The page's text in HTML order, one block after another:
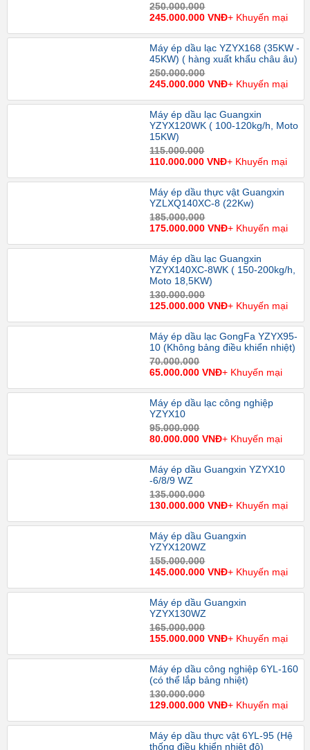
250.000.000
245.000.000 VNĐ+ Khuyến mại
Máy ép dầu lạc YZYX168 (35KW -
45KW) ( hàng xuất khẩu châu âu)
250.000.000
245.000.000 VNĐ+ Khuyến mại
Máy ép dầu lạc Guangxin
YZYX120WK ( 100-120kg/h, Moto
15KW)
115.000.000
110.000.000 VNĐ+ Khuyến mại
Máy ép dầu thực vật Guangxin
YZLXQ140XC-8 (22Kw)
185.000.000
175.000.000 VNĐ+ Khuyến mại
Máy ép dầu lạc Guangxin
YZYX140XC-8WK ( 150-200kg/h,
Moto 18,5KW)
130.000.000
125.000.000 VNĐ+ Khuyến mại
Máy ép dầu lạc GongFa YZYX95-
10 (Không bảng điều khiển nhiệt)
70.000.000
65.000.000 VNĐ+ Khuyến mại
Máy ép dầu lạc công nghiệp
YZYX10
95.000.000
80.000.000 VNĐ+ Khuyến mại
Máy ép dầu Guangxin YZYX10
-6/8/9 WZ
135.000.000
130.000.000 VNĐ+ Khuyến mại
Máy ép dầu Guangxin
YZYX120WZ
155.000.000
145.000.000 VNĐ+ Khuyến mại
Máy ép dầu Guangxin
YZYX130WZ
165.000.000
155.000.000 VNĐ+ Khuyến mại
Máy ép dầu công nghiệp 6YL-160
(có thể lắp bảng nhiệt)
130.000.000
129.000.000 VNĐ+ Khuyến mại
Máy ép dầu thực vật 6YL-95 (Hệ
thống điều khiển nhiệt độ)